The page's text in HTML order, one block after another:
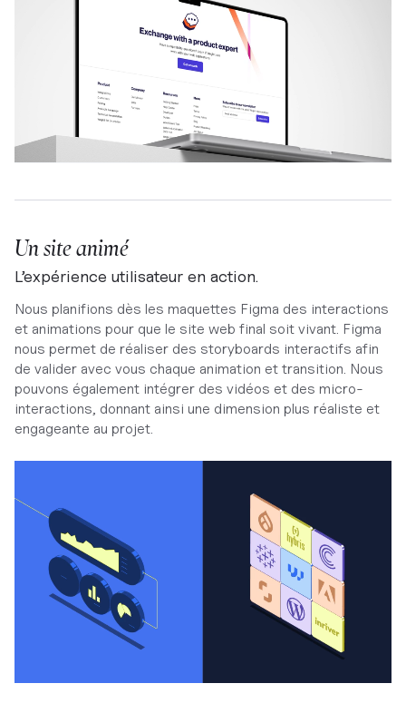
Un site animé
L’expérience utilisateur en action.
Nous planifions dès les maquettes Figma des interactions
et animations pour que le site web final soit vivant. Figma
nous permet de réaliser des storyboards interactifs afin
de valider avec vous chaque animation et transition. Nous
pouvons également intégrer des vidéos et des micro-
interactions, donnant ainsi une dimension plus réaliste et
engageante au projet.